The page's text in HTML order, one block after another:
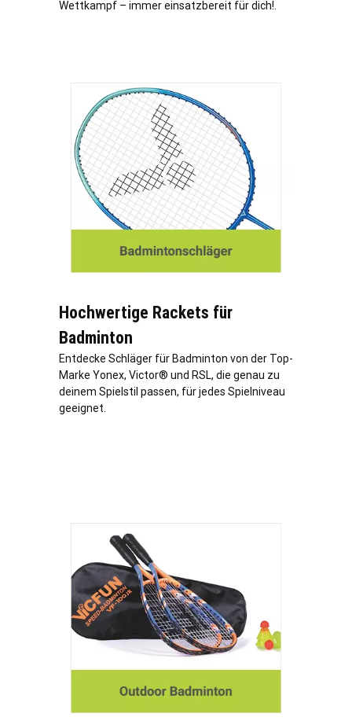
Wettkampf – immer einsatzbereit für dich!.
Hochwertige Rackets für
Badminton
Entdecke Schläger für Badminton von der Top-
Marke Yonex, Victor® und RSL, die genau zu
deinem Spielstil passen, für jedes Spielniveau
geeignet.